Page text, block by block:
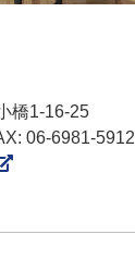
橋1-16-25
06-6981-5912